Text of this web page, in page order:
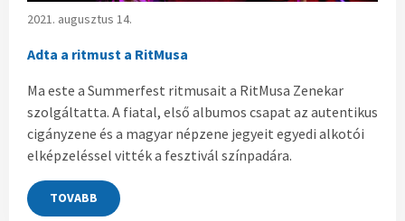
2021. augusztus 14.
Adta a ritmust a RitMusa
Ma este a Summerfest ritmusait a RitMusa Zenekar
szolgáltatta. A fiatal, első albumos csapat az autentikus
cigányzene és a magyar népzene jegyeit egyedi alkotói
elképzeléssel vitték a fesztivál színpadára.
TOVABB